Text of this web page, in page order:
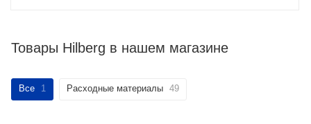
Товары Hilberg в нашем магазине
Все 1 Расходные материалы 49